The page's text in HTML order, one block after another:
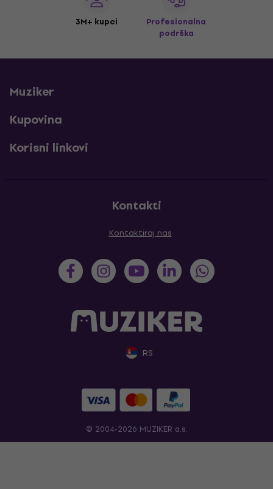
3M+ kupci
Profesionalna
podrška
Muziker
Kupovina
Korisni linkovi
Kontakti
Kontaktiraj nas
RS
© 2004-2026 MUZIKER a.s.